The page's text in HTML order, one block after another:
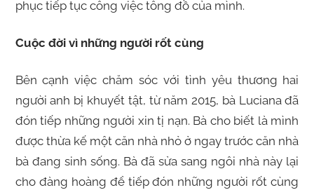
phục tiếp tục công việc tông đồ của mình.
Cuộc đời vì những người rốt cùng
Bên cạnh việc chăm sóc với tình yêu thương hai
người anh bị khuyết tật, từ năm 2015, bà Luciana đã
đón tiếp những người xin tị nạn. Bà cho biết là mình
được thừa kế một căn nhà nhỏ ở ngay trước căn nhà
bà đang sinh sống. Bà đã sửa sang ngôi nhà này lại
cho đàng hoàng để tiếp đón những người rốt cùng